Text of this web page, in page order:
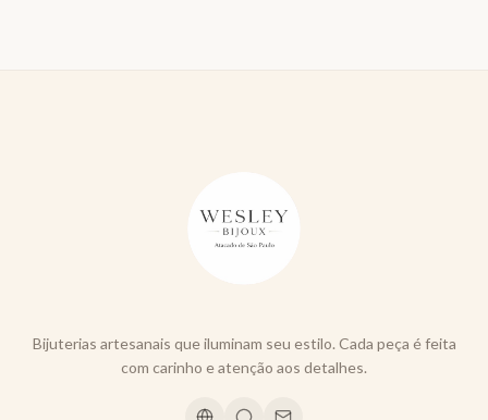
Bijuterias artesanais que iluminam seu estilo. Cada peça é feita
com carinho e atenção aos detalhes.